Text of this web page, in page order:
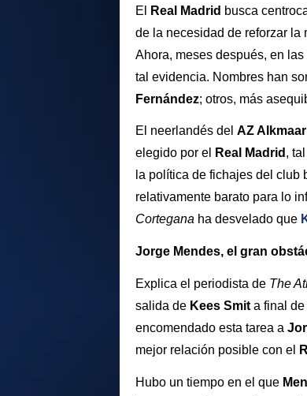
El Real Madrid busca
de la necesidad de reforzar la
Ahora, meses después, en
tal evidencia. Nombres han
Fernández; otros, más
El neerlandés del AZ Alkmaar
elegido por el
Real Madrid ,
la política de fichajes del club
relativamente barato para lo
Cortegana ha desvelado que
Jorge Mendes, el gran
Explica el periodista de The
salida de Kees Smit a final
encomendado esta tarea a
mejor relación posible con el
Hubo un tiempo en el que